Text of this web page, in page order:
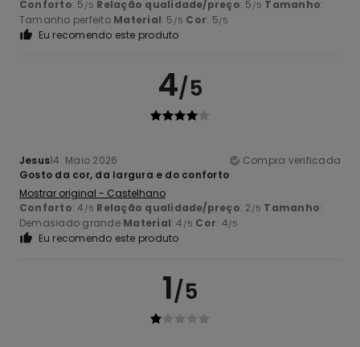
Conforto: 5 /5 Relação qualidade/preço: 5 /5 Tamanho:
Tamanho perfeito Material: 5 /5 Cor: 5/5
Eu recomendo este produto
4/5
Jesus14. Maio 2026
Compra verificada
Gosto da cor, da largura e do conforto
Mostrar original - Castelhano
Conforto: 4 /5 Relação qualidade/preço: 2 /5 Tamanho:
Demasiado grande Material: 4 /5 Cor: 4/5
Eu recomendo este produto
1/5